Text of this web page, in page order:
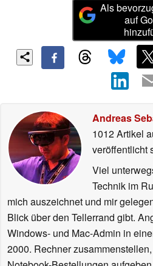
Als
auf
Andreas
1012 Artikel
veröffentlicht
Viel
Technik im
mich auszeichnet und mir
Blick über den Tellerrand gibt.
Windows- und Mac-Admin in
2000. Rechner